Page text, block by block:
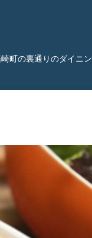
町の裏通りのダイニ